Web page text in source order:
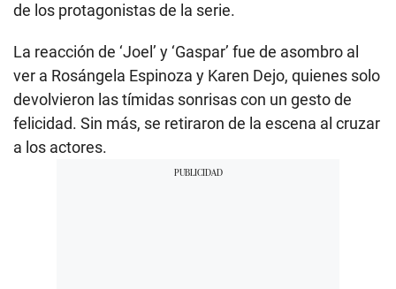
de los protagonistas de la serie.
La reacción de ‘Joel’ y ‘Gaspar’ fue de asombro al
ver a Rosángela Espinoza y Karen Dejo, quienes solo
devolvieron las tímidas sonrisas con un gesto de
felicidad. Sin más, se retiraron de la escena al cruzar
a los actores.